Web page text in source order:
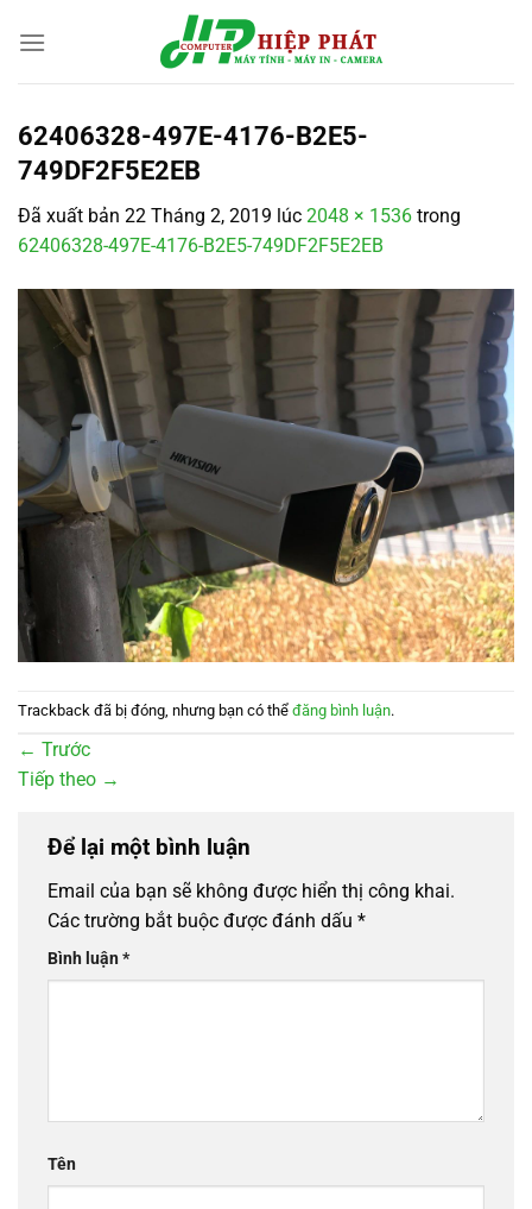
đến
62406328-497E-4176-B2E5-
749DF2F5E2EB
Đã xuất bản 22 Tháng 2, 2019 lúc 2048 × 1536 trong
62406328-497E-4176-B2E5-749DF2F5E2EB
Trackback đã bị đóng, nhưng bạn có thể đăng bình luận.
← Trước
Tiếp theo →
Để lại một bình luận
Email của bạn sẽ không được hiển thị công khai.
Các trường bắt buộc được đánh dấu *
Bình luận*
Tên